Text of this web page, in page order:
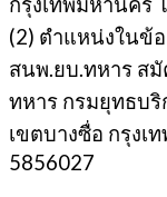
(2) ตำแหน่งในข้
สนพ.ยบ.ทหาร ส
ทหาร กรมยุทธบ
เขตบางซื่อ กรุงเ
5856027